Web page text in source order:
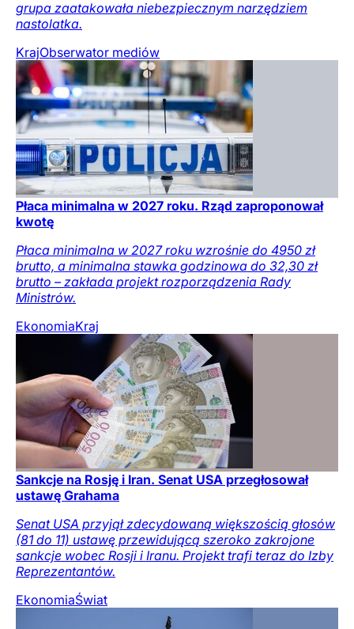
grupa zaatakowała niebezpiecznym narzędziem
nastolatka.
KrajObserwator mediów
Płaca minimalna w 2027 roku. Rząd zaproponował
kwotę
Płaca minimalna w 2027 roku wzrośnie do 4950 zł
brutto, a minimalna stawka godzinowa do 32,30 zł
brutto – zakłada projekt rozporządzenia Rady
Ministrów.
EkonomiaKraj
Sankcje na Rosję i Iran. Senat USA przegłosował
ustawę Grahama
Senat USA przyjął zdecydowaną większością głosów
(81 do 11) ustawę przewidującą szeroko zakrojone
sankcje wobec Rosji i Iranu. Projekt trafi teraz do Izby
Reprezentantów.
EkonomiaŚwiat